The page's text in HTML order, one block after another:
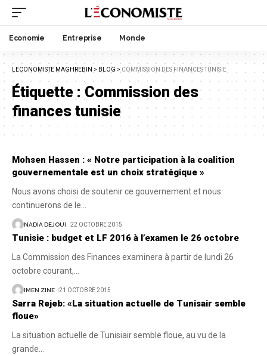
Economie Entreprise Monde
LECONOMISTE MAGHREBIN > BLOG > COMMISSION DES FINANCES TUNISIE
Étiquette :Commission des
finances tunisie
Mohsen Hassen : « Notre participation à la coalition
gouvernementale est un choix stratégique »
Nous avons choisi de soutenir ce gouvernement et nous
continuerons de le
NADIA DEJOUI 22 OCTOBRE 2015
Tunisie : budget et LF 2016 à l’examen le 26 octobre
La Commission des Finances examinera à partir de lundi 26
octobre courant,
IMEN ZINE 21 OCTOBRE 2015
Sarra Rejeb: «La situation actuelle de Tunisair semble
floue»
La situation actuelle de Tunisiair semble floue, au vu de la
grande